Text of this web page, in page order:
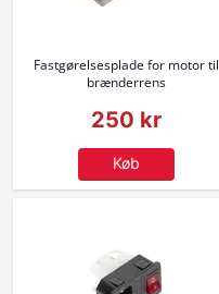
Fastgørelsesplade for motor til
brænderrens
250 kr
Køb